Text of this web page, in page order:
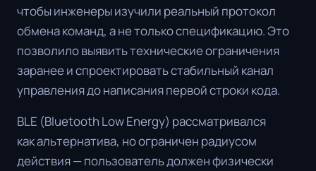
чтобы инженеры изучили реальный протокол
обмена команд, а не только спецификацию. Это
позволило выявить технические ограничения
заранее и спроектировать стабильный канал
управления до написания первой строки кода.
BLE (Bluetooth Low Energy) рассматривался
как альтернатива, но ограничен радиусом
действия — пользователь должен физически